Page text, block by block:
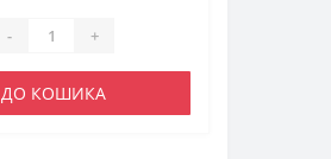
- +
ДО КОШИКА